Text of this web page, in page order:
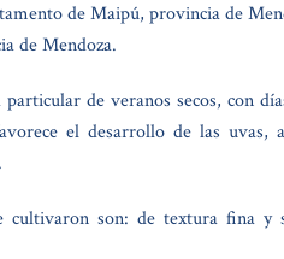
de Maipú, provincia de
de Mendoza.
de veranos secos, con
el desarrollo de las uvas,
cultivaron son: de textura fina y